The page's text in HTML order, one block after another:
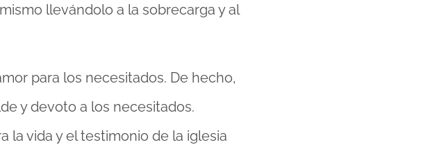
llevándolo a la sobrecarga y al
para los necesitados. De hecho,
y devoto a los necesitados.
la vida y el testimonio de la iglesia